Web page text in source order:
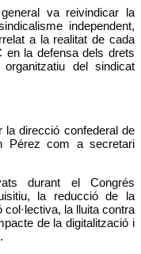
va reivindicar la
independent,
a la realitat de cada
en la defensa dels drets
del sindicat
direcció confederal de
Pérez com a secretari
durant el Congrés
la reducció de la
la lluita contra
de la digitalització i